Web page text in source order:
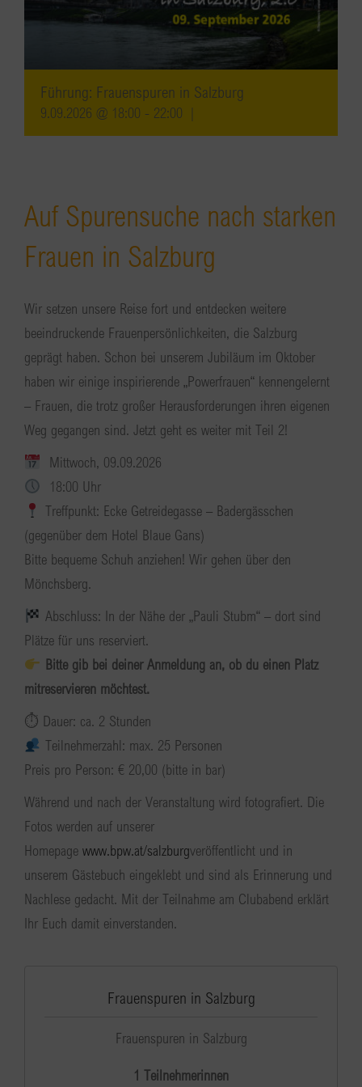
Führung: Frauenspuren in Salzburg
9.09.2026 @ 18:00 - 22:00
Auf Spurensuche nach starken
Frauen in Salzburg
Wir setzen unsere Reise fort und entdecken weitere
beeindruckende Frauenpersönlichkeiten, die Salzburg
geprägt haben. Schon bei unserem Jubiläum im Oktober
haben wir einige inspirierende „Powerfrauen“ kennengelernt
– Frauen, die trotz großer Herausforderungen ihren eigenen
Weg gegangen sind. Jetzt geht es weiter mit Teil 2!
Mittwoch, 09.09.2026
18:00 Uhr
Treffpunkt: Ecke Getreidegasse – Badergässchen
(gegenüber dem Hotel Blaue Gans)
Bitte bequeme Schuh anziehen! Wir gehen über den
Mönchsberg.
Abschluss: In der Nähe der „Pauli Stubm“ – dort sind
Plätze für uns reserviert.
Bitte gib bei deiner Anmeldung an, ob du einen Platz
mitreservieren möchtest.
⏱ Dauer: ca. 2 Stunden
Teilnehmerzahl: max. 25 Personen
Preis pro Person: € 20,00 (bitte in bar)
Während und nach der Veranstaltung wird fotografiert. Die
Fotos werden auf unserer
Homepage www.bpw.at/salzburgveröffentlicht und in
unserem Gästebuch eingeklebt und sind als Erinnerung und
Nachlese gedacht. Mit der Teilnahme am Clubabend erklärt
Ihr Euch damit einverstanden.
Frauenspuren in Salzburg
Frauenspuren in Salzburg
1